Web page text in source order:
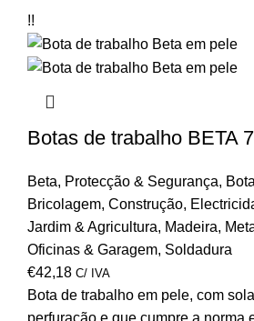
!!
Botas de trabalho BETA
Beta, Protecção & Segurança,
Bricolagem, Construção,
Jardim & Agricultura, Madeira,
Oficinas & Garagem, Soldadura
€42,18 C/ IVA
Bota de trabalho em pele, com